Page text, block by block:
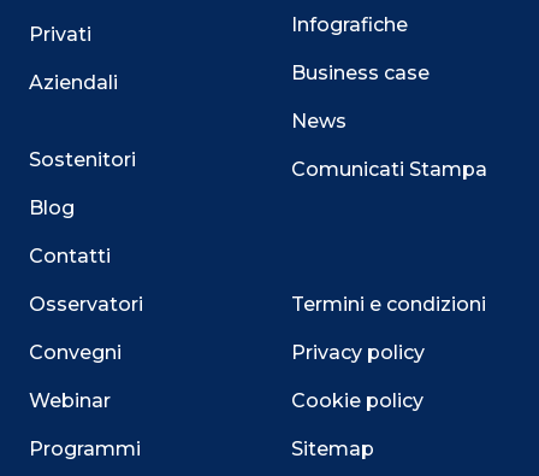
Privati
Aziendali
Sostenitori
Blog
Contatti
Osservatori
Convegni
Webinar
Programmi
Infografiche
Business case
News
Comunicati Stampa
Termini e condizioni
Privacy policy
Cookie policy
Sitemap